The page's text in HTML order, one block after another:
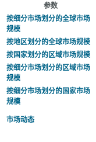
参数
按细分市场划分的全球市场
规模
按地区划分的全球市场规模
按国家划分的区域市场规模
按细分市场划分的区域市场
规模
按细分市场划分的国家市场
规模
市场动态